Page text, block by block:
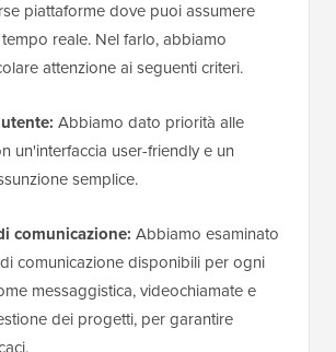
piattaforme dove puoi assumere
reale. Nel farlo, abbiamo
attenzione ai seguenti criteri.
Abbiamo dato priorità alle
un'interfaccia user-friendly e un
semplice.
comunicazione: Abbiamo esaminato
comunicazione disponibili per ogni
messaggistica, videochiamate e
dei progetti, per garantire